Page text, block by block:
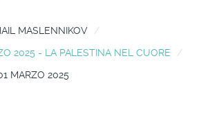
MASLENNIKOV
2025 - LA PALESTINA NEL CUORE
MARZO 2025